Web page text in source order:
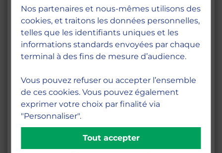
Second semestre
Management durable
Obligatoire
Global supply chain sustainability and
Digitalisation
Alternative & sustainable Business Model
Une option au choix
Cross-cultural negotiations
Critical Management and Alternative
Nos partenaires et nous-mêmes utilisons des
cookies, et traitons les données personnelles,
telles que les identifiants uniques et les
informations standards envoyées par chaque
terminal à des fins de mesure d’audience.
Vous pouvez refuser ou accepter l’ensemble
de ces cookies. Vous pouvez également
exprimer votre choix par finalité via
"Personnaliser".
Tout accepter